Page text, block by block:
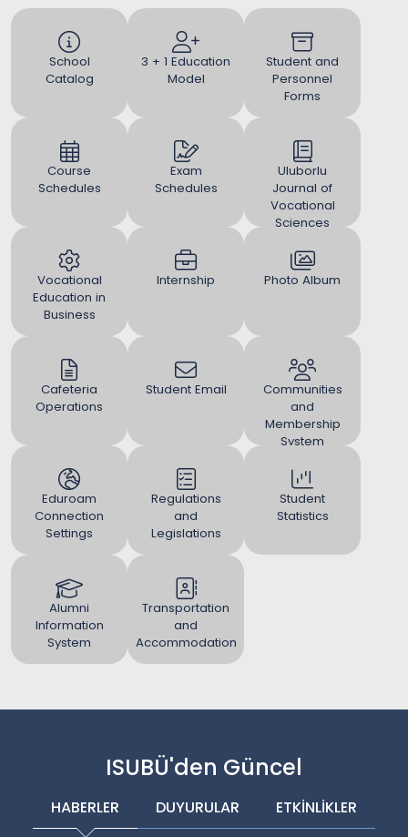
School
Catalog
3 + 1 Education
Model
Student and
Personnel
Forms
Course
Schedules
Exam
Schedules
Uluborlu
Journal of
Vocational
Sciences
Vocational
Education in
Business
Internship Photo Album
Cafeteria
Operations
Student Email
Communities
and
Membership
System
Eduroam
Connection
Settings
Regulations
and
Legislations
Student
Statistics
Alumni
Information
System
Transportation
and
Accommodation
ISUBÜ'den Güncel
HABERLER DUYURULAR ETKİNLİKLER